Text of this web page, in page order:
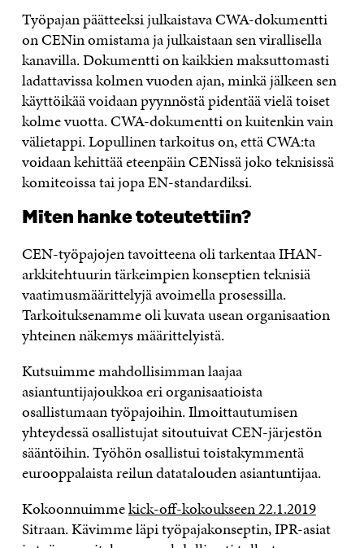
Työpajan päätteeksi julkaistava CWA-dokumentti
on CENin omistama ja julkaistaan sen virallisella
kanavilla. Dokumentti on kaikkien maksuttomasti
ladattavissa kolmen vuoden ajan, minkä jälkeen sen
käyttöikää voidaan pyynnöstä pidentää vielä toiset
kolme vuotta. CWA-dokumentti on kuitenkin vain
välietappi. Lopullinen tarkoitus on, että CWA:ta
voidaan kehittää eteenpäin CENissä joko teknisissä
komiteoissa tai jopa EN-standardiksi.
Miten hanke toteutettiin?
CEN-työpajojen tavoitteena oli tarkentaa IHAN-
arkkitehtuurin tärkeimpien konseptien teknisiä
vaatimusmäärittelyjä avoimella prosessilla.
Tarkoituksenamme oli kuvata usean organisaation
yhteinen näkemys määrittelyistä.
Kutsuimme mahdollisimman laajaa
asiantuntijajoukkoa eri organisaatioista
osallistumaan työpajoihin. Ilmoittautumisen
yhteydessä osallistujat sitoutuivat CEN-järjestön
sääntöihin. Työhön osallistui toistakymmentä
eurooppalaista reilun datatalouden asiantuntijaa.
Kokoonnuimmekick-off-kokoukseen 22.1.2019
Sitraan. Kävimme läpi työpajakonseptin, IPR-asiat